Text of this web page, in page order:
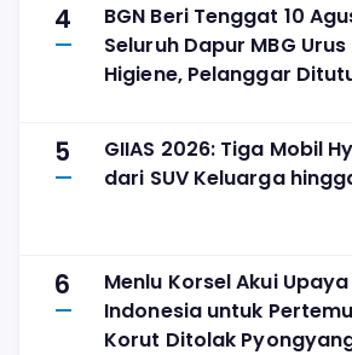
4
BGN Beri Tenggat 10
Seluruh Dapur MBG
Higiene, Pelanggar
5
GIIAS 2026: Tiga Mobil
dari SUV Keluarga
6
Menlu Korsel Akui
Indonesia untuk
Korut Ditolak